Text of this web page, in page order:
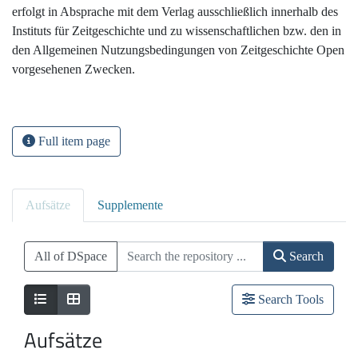
erfolgt in Absprache mit dem Verlag ausschließlich innerhalb des
Instituts für Zeitgeschichte und zu wissenschaftlichen bzw. den in
den Allgemeinen Nutzungsbedingungen von Zeitgeschichte Open
vorgesehenen Zwecken.
Full item page
Aufsätze Supplemente
All of DSpace Search
Search Tools
Aufsätze